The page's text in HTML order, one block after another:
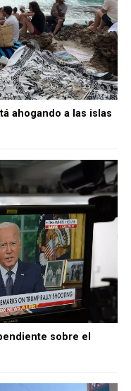
ahogando a las islas
sobre el